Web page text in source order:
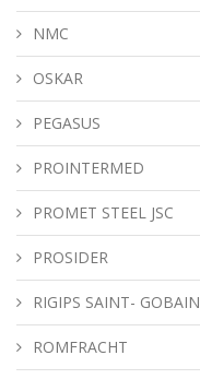
NMC
OSKAR
PEGASUS
PROINTERMED
PROMET STEEL JSC
PROSIDER
RIGIPS SAINT- GOBAIN
ROMFRACHT